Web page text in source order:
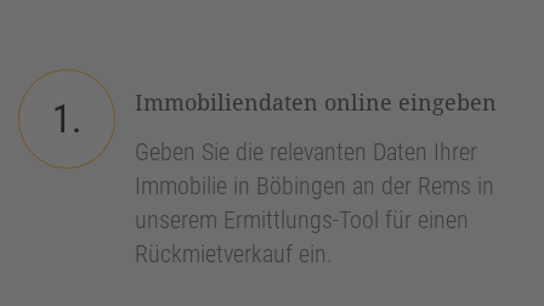
1.
Immobiliendaten online eingeben
Geben Sie die relevanten Daten Ihrer
Immobilie in Böbingen an der Rems in
unserem Ermittlungs-Tool für einen
Rückmietverkauf ein.